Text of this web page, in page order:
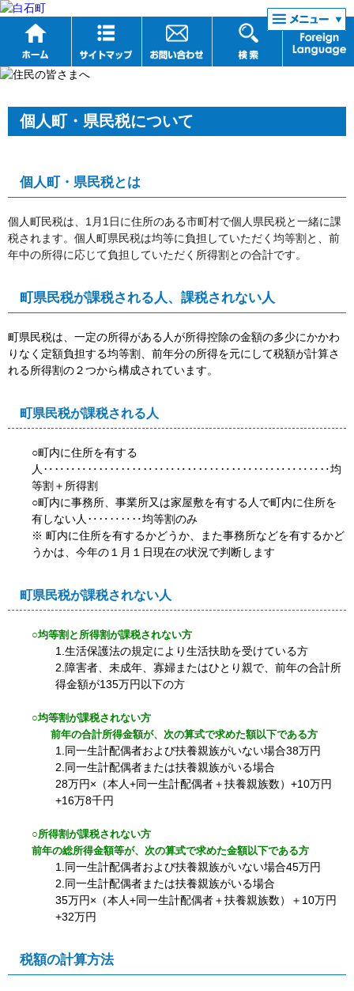
リンク集
個人町・県民税について
個人町・県民税とは
個人町民税は、1月1日に住所のある市町村で個人県民税と一緒に課
税されます。個人町県民税は均等に負担していただく均等割と、前
年中の所得に応じて負担していただく所得割との合計です。
町県民税が課税される人、課税されない人
町県民税は、一定の所得がある人が所得控除の金額の多少にかかわ
りなく定額負担する均等割、前年分の所得を元にして税額が計算さ
れる所得割の２つから構成されています。
町県民税が課税される人
○町内に住所を有する
人‥‥‥‥‥‥‥‥‥‥‥‥‥‥‥‥‥‥‥‥‥‥‥‥‥‥均
等割＋所得割
○町内に事務所、事業所又は家屋敷を有する人で町内に住所を
有しない人‥‥‥‥‥均等割のみ
※ 町内に住所を有するかどうか、また事務所などを有するかど
うかは、今年の１月１日現在の状況で判断します
町県民税が課税されない人
○均等割と所得割が課税されない方
1.生活保護法の規定により生活扶助を受けている方
2.障害者、未成年、寡婦またはひとり親で、前年の合計所
得金額が135万円以下の方
○均等割が課税されない方
前年の合計所得金額が、次の算式で求めた額以下である方
1.同一生計配偶者および扶養親族がいない場合38万円
2.同一生計配偶者または扶養親族がいる場合
28万円×（本人+同一生計配偶者＋扶養親族数）+10万円
+16万8千円
○所得割が課税されない方
前年の総所得金額等が、次の算式で求めた金額以下である方
1.同一生計配偶者および扶養親族がいない場合45万円
2.同一生計配偶者または扶養親族がいる場合
35万円×（本人+同一生計配偶者＋扶養親族数）＋10万円
+32万円
税額の計算方法